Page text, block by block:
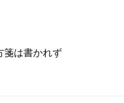
箋は書かれず